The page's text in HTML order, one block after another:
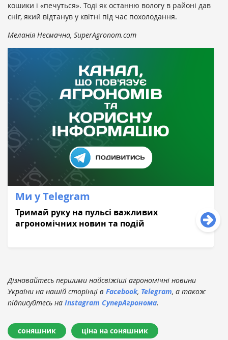
кошики і «печуться». Тоді як останню вологу в районі дав
сніг, який відтанув у квітні під час похолодання.
Меланія Несмачна, SuperAgronom.com
Ми у Telegram
Тримай руку на пульсі важливих
агрономічних новин та подій
Дізнавайтесь першими найсвіжіші агрономічні новини
України на нашій сторінці в Facebook, Telegram, а також
підписуйтесь на Instagram СуперАгронома.
соняшник ціна на соняшник